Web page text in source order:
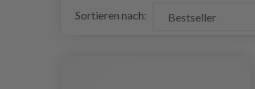
Sortieren nach: